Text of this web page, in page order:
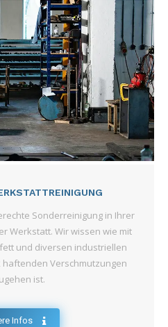
Sonderreinigung in Ihrer
Werkstatt. Wir wissen wie mit
und diversen industriellen
Verschmutzungen
ist.
Infos